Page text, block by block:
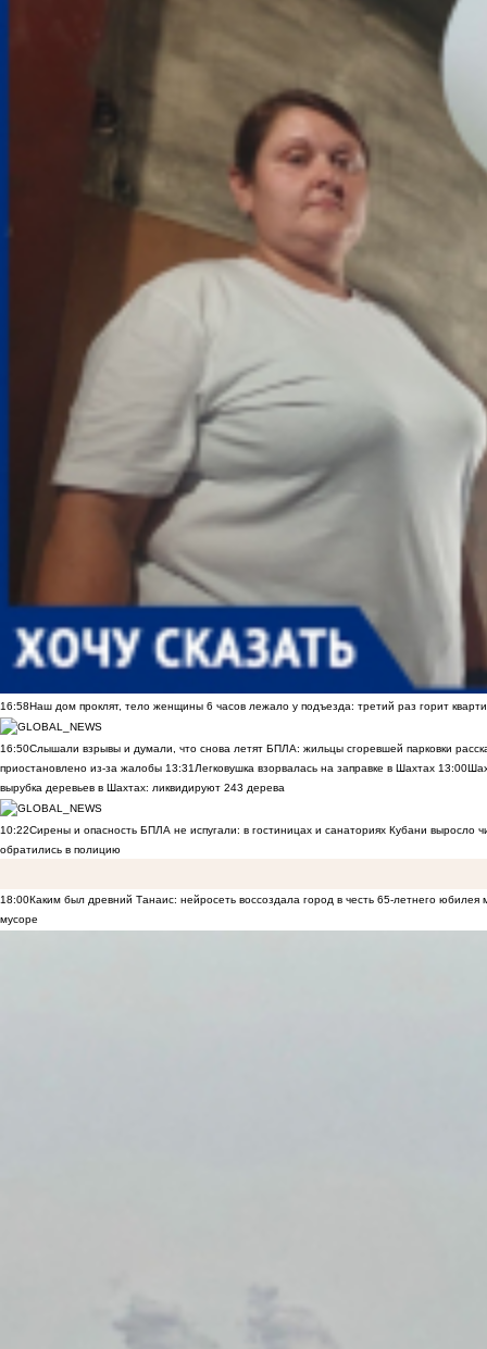
16:58Наш дом проклят, тело женщины 6 часов лежало у подъезда: третий раз горит
16:50Слышали взрывы и думали, что снова летят БПЛА: жильцы сгоревшей парковки
приостановлено из-за жалобы 13:31Легковушка взорвалась на заправке в Шахтах 13:00
вырубка деревьев в Шахтах: ликвидируют 243 дерева
10:22Сирены и опасность БПЛА не испугали: в гостиницах и санаториях Кубани выросло
обратились в полицию
18:00Каким был древний Танаис: нейросеть воссоздала город в честь 65-летнего юбилея
мусоре